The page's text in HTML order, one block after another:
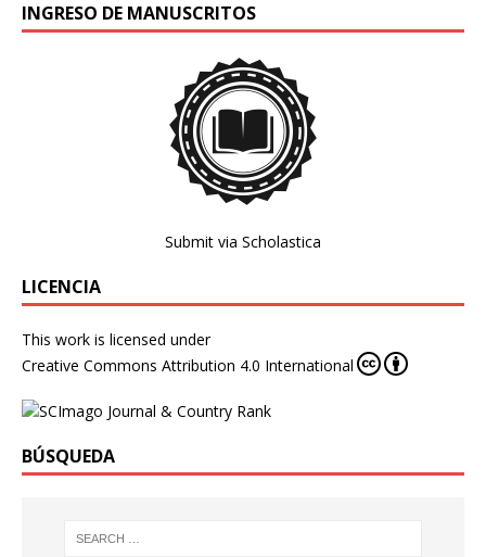
INGRESO DE MANUSCRITOS
Submit via Scholastica
LICENCIA
This work is licensed under
Creative Commons Attribution 4.0 International
BÚSQUEDA